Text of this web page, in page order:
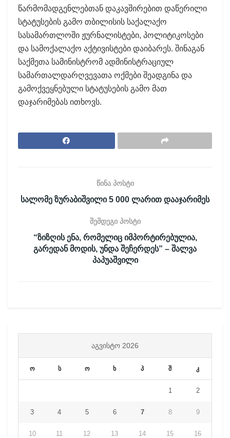
წარმომადგენლებთან დაკავშირებით დაწერილი
სტატუსების გამო თბილისის საქალაქო
სასამართლოში ჟურნალისტები, პოლიტიკოსები
და სამოქალაქო აქტივისტები დაიბარეს. შინაგან
საქმეთა სამინისტრომ ადმინისტრაციულ
სამართალდარღვევათა ოქმები შეადგინა და
გამოქვეყნებული სტატუსების გამო მათ
დაჯარიმებას ითხოვს.
წინა პოსტი
სალომე ზურაბიშვილი 5 000 ლარით დააჯარიმეს
შემდეგი პოსტი
“ზიზღის ენა, რომელიც იმპორტირებულია,
გარედან მოდის, უნდა შეჩერდეს” – შალვა
პაპუაშვილი
ᲐᲒᲕᲘᲡᲢᲝ 2026
ო ს ო ხ პ შ კ
1 2
3 4 5 6 7 8 9
10 11 12 13 14 15 16